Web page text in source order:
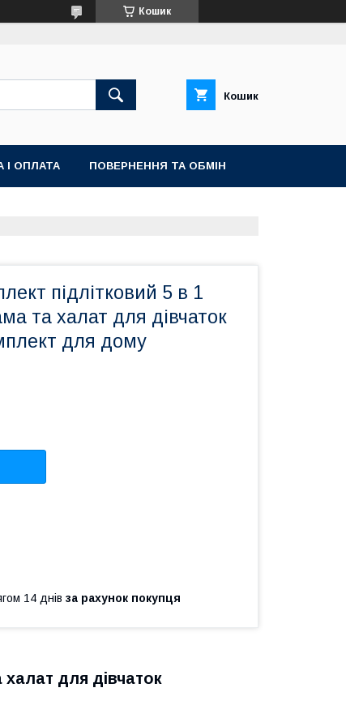
Кошик
Кошик
І ОПЛАТА ПОВЕРНЕННЯ ТА ОБМІН
підлітковий 5 в 1
та халат для дівчаток
для дому
14 днів за рахунок покупця
халат для дівчаток